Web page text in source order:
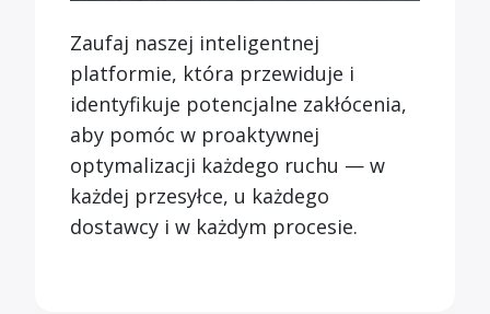
Zaufaj naszej inteligentnej
platformie, która przewiduje i
identyfikuje potencjalne zakłócenia,
aby pomóc w proaktywnej
optymalizacji każdego ruchu — w
każdej przesyłce, u każdego
dostawcy i w każdym procesie.